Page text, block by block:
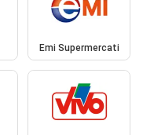
Emi Supermercati